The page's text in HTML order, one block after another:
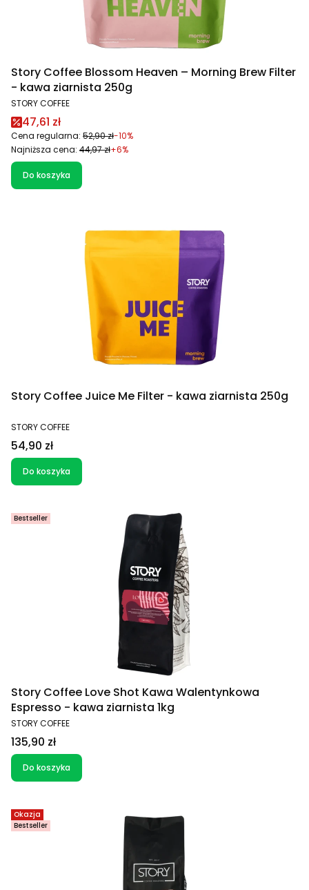
Story Coffee Blossom Heaven – Morning Brew Filter
- kawa ziarnista 250g
PRODUCENT
STORY COFFEE
Cena promocyjna
47,61 zł
Cena regularna: 52,90 zł-10%
Najniższa cena: 44,97 zł+6%
Do koszyka
Story Coffee Juice Me Filter - kawa ziarnista 250g
PRODUCENT
STORY COFFEE
Cena
54,90 zł
Do koszyka
Bestseller
Story Coffee Love Shot Kawa Walentynkowa
Espresso - kawa ziarnista 1kg
PRODUCENT
STORY COFFEE
Cena
135,90 zł
Do koszyka
Okazja
Bestseller